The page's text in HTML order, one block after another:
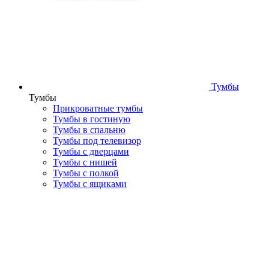
Тумбы
Тумбы
Прикроватные тумбы
Тумбы в гостиную
Тумбы в спальню
Тумбы под телевизор
Тумбы с дверцами
Тумбы с нишей
Тумбы с полкой
Тумбы с ящиками